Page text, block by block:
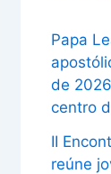
Papa
de
centro
II
reúne